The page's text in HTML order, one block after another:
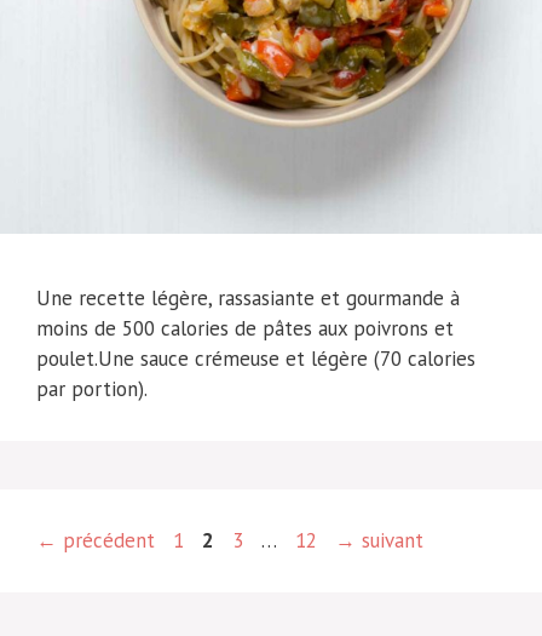
Une recette légère, rassasiante et gourmande à
moins de 500 calories de pâtes aux poivrons et
poulet.Une sauce crémeuse et légère (70 calories
par portion).
← précédent Page
1 Page
2 Page
3 … Page
12 → suivant